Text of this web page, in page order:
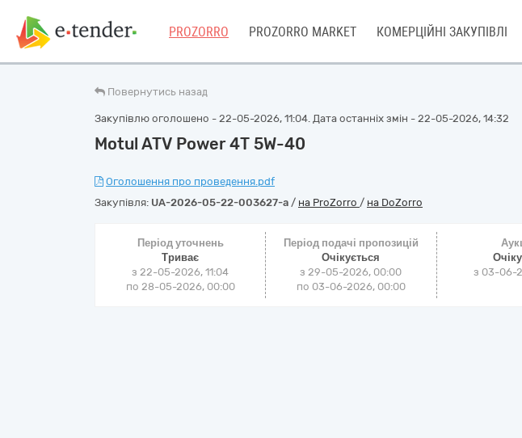
PROZORRO PROZORRO MARKET КОМЕРЦІЙНІ ЗАКУПІВЛІ
Повернутись назад
Закупівлю оголошено - 22-05-2026, 11:04. Дата останніх змін - 22-05-2026, 14:32
Motul ATV Power 4T 5W-40
Оголошення про проведення.pdf
Закупівля: UA-2026-05-22-003627-a / на ProZorro / на DoZorro
Період уточнень
Триває
з 22-05-2026, 11:04
по 28-05-2026, 00:00
Період подачі пропозицій
Очікується
з 29-05-2026, 00:00
по 03-06-2026, 00:00
з 03-06-